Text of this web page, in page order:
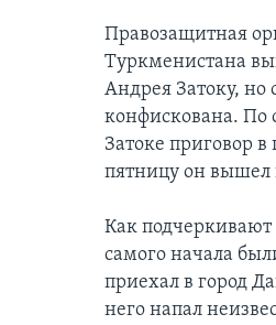
Правозащитная
Туркменистана
Андрея Затоку, но
конфискована.
Затоке приговор
пятницу он вышел
Как подчеркивают
самого начала
приехал в город
него напал